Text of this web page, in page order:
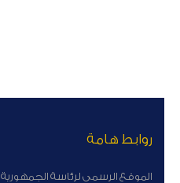
روابط هامة
الموقع الرسمى لرئاسة الجمهورية